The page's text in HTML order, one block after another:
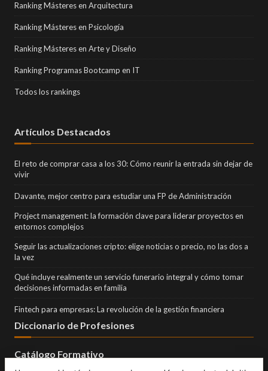
Ranking Másteres en Arquitectura
Ranking Másteres en Psicología
Ranking Másteres en Arte y Diseño
Ranking Programas Bootcamp en IT
Todos los rankings
Artículos Destacados
El reto de comprar casa a los 30: Cómo reunir la entrada sin dejar de
vivir
Davante, mejor centro para estudiar una FP de Administración
Project management: la formación clave para liderar proyectos en
entornos complejos
Seguir las actualizaciones cripto: elige noticias o precio, no las dos a
la vez
Qué incluye realmente un servicio funerario integral y cómo tomar
decisiones informadas en familia
Fintech para empresas: La revolución de la gestión financiera
Diccionario de Profesiones
Catálogo Formativo